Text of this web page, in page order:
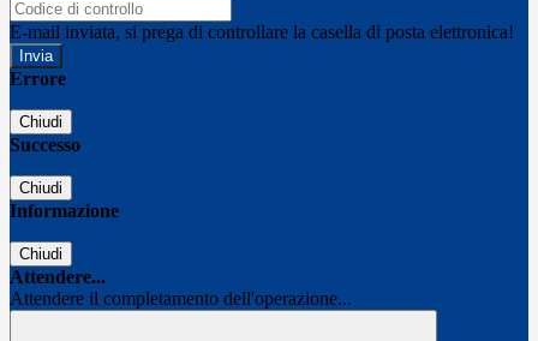
E-mail inviata, si prega di controllare la casella di posta elettronica!
Errore
Chiudi
Successo
Chiudi
Informazione
Chiudi
Attendere...
Attendere il completamento dell'operazione...